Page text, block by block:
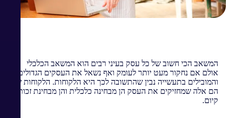
המשאב הכי חשוב של כל עסק בעיני רבים הוא המשאב הכלכלי
אולם אם נחקור מעט יותר לעומק ואף נשאל את העסקים הגדולים
והמובילים בתעשייה נבין שהתשובה לכך היא הלקוחות. הלקוחות של
הם אלה שמחזיקים את העסק הן מבחינה כלכלית והן מבחינת זכות
קיום.